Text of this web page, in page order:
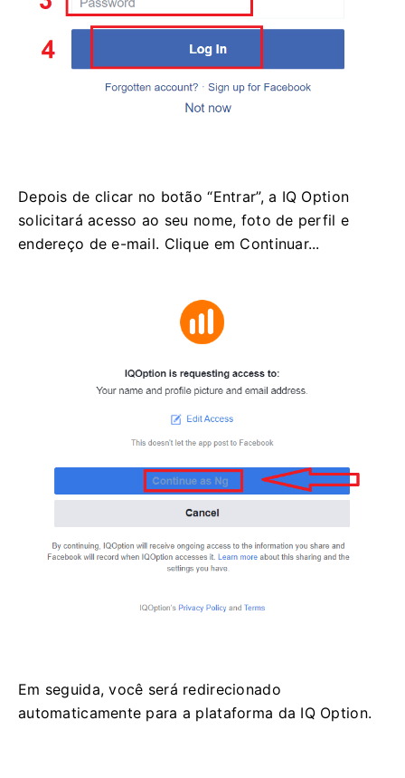
Depois de clicar no botão “Entrar”, a IQ Option
solicitará acesso ao seu nome, foto de perfil e
endereço de e-mail. Clique em Continuar...
Em seguida, você será redirecionado
automaticamente para a plataforma da IQ Option.